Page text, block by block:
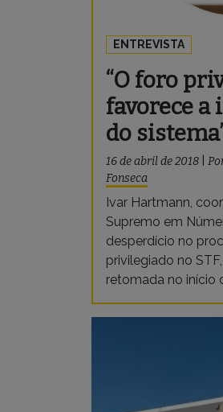
ENTREVISTA
“O foro
favorece
do
16 de abril de 2018
Fonseca
Ivar Hartmann,
Supremo em
desperdício no
privilegiado no
retomada no início